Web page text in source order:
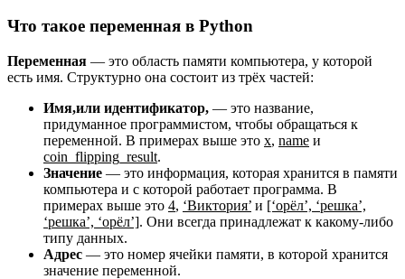
Что такое переменная в Python
Переменная — это область памяти компьютера, у которой
есть имя. Структурно она состоит из трёх частей:
Имя,или идентификатор, — это название,
придуманное программистом, чтобы обращаться к
переменной. В примерах выше это x, name и
coin_flipping_result.
Значение — это информация, которая хранится в памяти
компьютера и с которой работает программа. В
примерах выше это 4, ‘Виктория’ и [‘орёл’, ‘решка’,
‘решка’, ‘орёл’]. Они всегда принадлежат к какому-либо
типу данных.
Адрес — это номер ячейки памяти, в которой хранится
значение переменной.